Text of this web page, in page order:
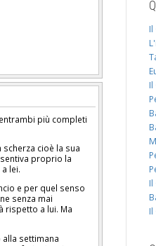
più completi
cioè la sua
proprio la
lei.
e per quel senso
senza mai
rispetto a lui. Ma
settimana
Il
Il
Il
Il